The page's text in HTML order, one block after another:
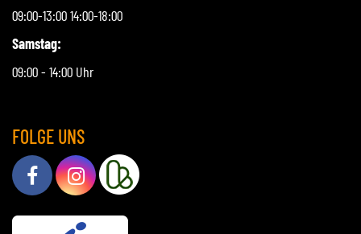
09:00-13:00 14:00-18:00
Samstag:
09:00 - 14:00 Uhr
FOLGE UNS